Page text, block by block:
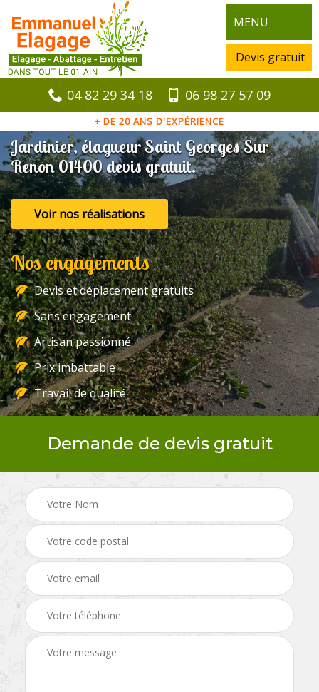
MENU
Devis gratuit
04 82 29 34 18 06 98 27 57 09
+ DE 20 ANS D'EXPÉRIENCE
Jardinier, élagueur Saint Georges Sur
Renon 01400 devis gratuit.
Voir nos réalisations
Nos engagements
Devis et déplacement gratuits
Sans engagement
Artisan passionné
Prix imbattable
Travail de qualité
Demande de devis gratuit